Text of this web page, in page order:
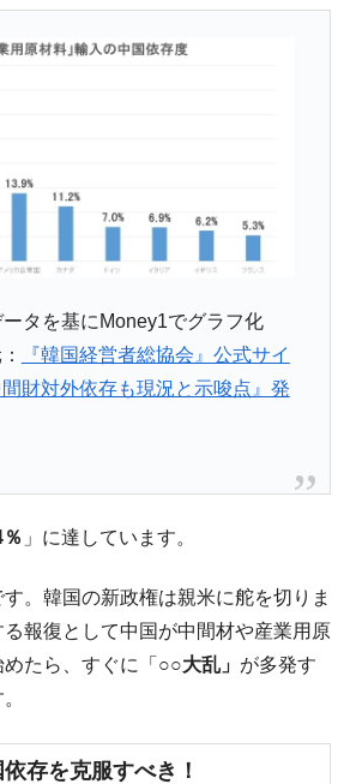
天ライオンズ」とは？
イダーの意外すぎるモチーフとは？
で大崩壊、鳴かず飛ばずに終わりそう
ーズ挑戦の歴史。松山以前に最高位
？
ールの高額取引馬が稼いだ金額とは？
タを基にMoney1でグラフ化
『韓国経営者総協会』公式サイ
間財対外依存も現況と示唆点』発
」に達しています。
。韓国の新政権は親米に舵を切りま
報復として中国が中間材や産業用原
たら、すぐに「 ○○大乱」 が多発す
存を克服すべき！